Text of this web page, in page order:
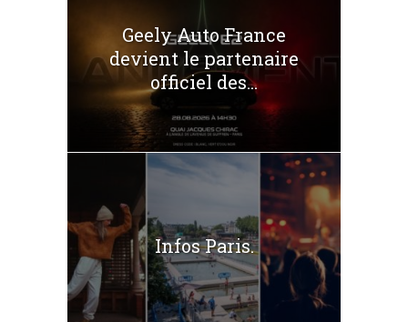
Geely Auto France
devient le partenaire
officiel des...
Infos Paris.